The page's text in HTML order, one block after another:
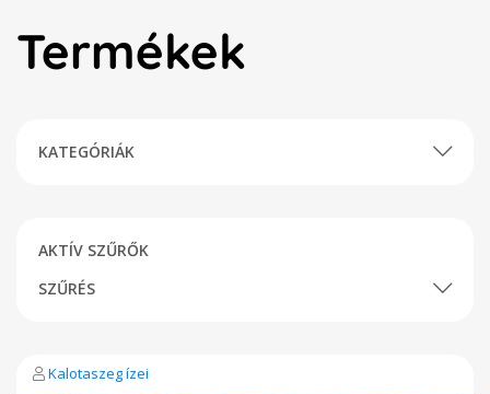
Termékek
KATEGÓRIÁK
AKTÍV SZŰRŐK
SZŰRÉS
Kalotaszeg ízei